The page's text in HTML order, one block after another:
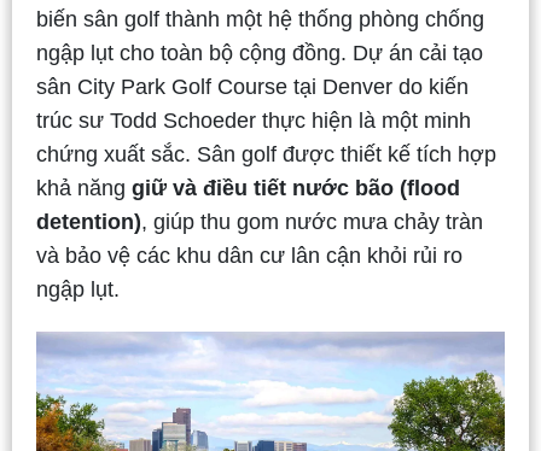
biến sân golf thành một hệ thống phòng chống
ngập lụt cho toàn bộ cộng đồng. Dự án cải tạo
sân City Park Golf Course tại Denver do kiến
trúc sư Todd Schoeder thực hiện là một minh
chứng xuất sắc. Sân golf được thiết kế tích hợp
khả năng giữ và điều tiết nước bão (flood
detention), giúp thu gom nước mưa chảy tràn
và bảo vệ các khu dân cư lân cận khỏi rủi ro
ngập lụt.